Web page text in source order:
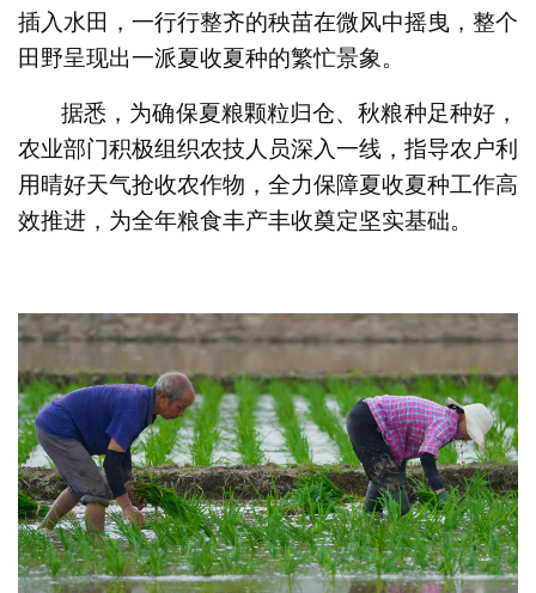
插入水田，一行行整齐的秧苗在微风中摇曳，整个
田野呈现出一派夏收夏种的繁忙景象。
据悉，为确保夏粮颗粒归仓、秋粮种足种好，
农业部门积极组织农技人员深入一线，指导农户利
用晴好天气抢收农作物，全力保障夏收夏种工作高
效推进，为全年粮食丰产丰收奠定坚实基础。